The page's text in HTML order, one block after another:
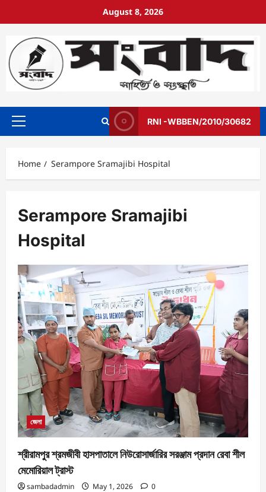
August 8, 2026
RNI -WBBEN/2010/30682
Home Serampore Sramajibi Hospital
Serampore Sramajibi
Hospital
জেলা
শ্রীরামপুর শ্রমজীবী হাসপাতালে নিউরোসার্জারির সরঞ্জাম প্রদান রেবা শীল
মেমোরিয়াল ট্রাস্ট
sambadadmin May 1, 2026 0